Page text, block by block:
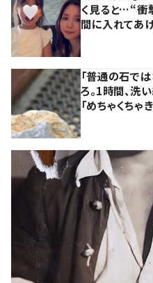
く見ると…“衝
間に入れてあ
「普通の石で
ろ。1時間、洗
「めちゃくちゃき